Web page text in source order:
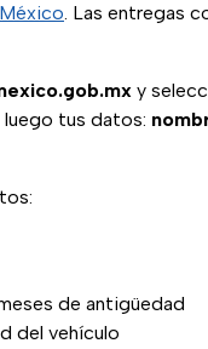
. Las entregas
y
luego tus datos:
de antigüedad
del vehículo